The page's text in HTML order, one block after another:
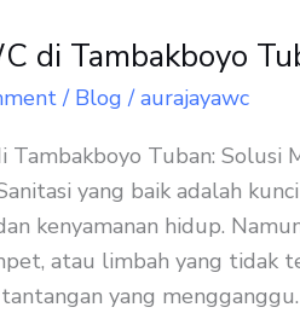
di Tambakboyo
/ Blog /aurajayawc
Tuban: Solusi
yang baik adalah
kenyamanan hidup.
atau limbah yang tidak
yang